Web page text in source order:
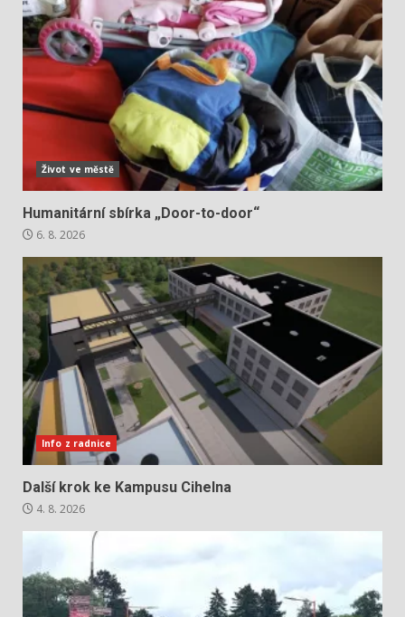
Život ve městě
Humanitární sbírka „Door-to-door“
6. 8. 2026
Info z radnice
Další krok ke Kampusu Cihelna
4. 8. 2026